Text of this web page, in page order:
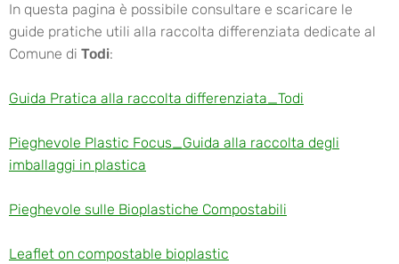
In questa pagina è possibile consultare e scaricare le
guide pratiche utili alla raccolta differenziata dedicate al
Comune di Todi:
Guida Pratica alla raccolta differenziata_Todi
Pieghevole Plastic Focus_Guida alla raccolta degli
imballaggi in plastica
Pieghevole sulle Bioplastiche Compostabili
Leaflet on compostable bioplastic